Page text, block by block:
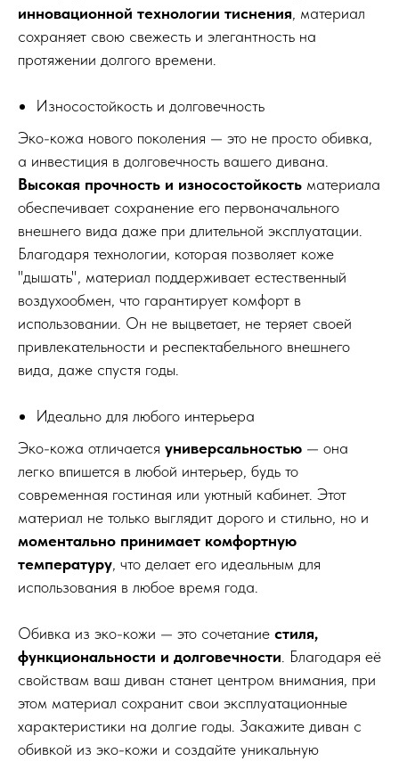
инновационной технологии тиснения, материал
сохраняет свою свежесть и элегантность на
протяжении долгого времени.
Износостойкость и долговечность
Эко-кожа нового поколения — это не просто обивка,
а инвестиция в долговечность вашего дивана.
Высокая прочность и износостойкость материала
обеспечивает сохранение его первоначального
внешнего вида даже при длительной эксплуатации.
Благодаря технологии, которая позволяет коже
"дышать", материал поддерживает естественный
воздухообмен, что гарантирует комфорт в
использовании. Он не выцветает, не теряет своей
привлекательности и респектабельного внешнего
вида, даже спустя годы.
Идеально для любого интерьера
Эко-кожа отличается универсальностью — она
легко впишется в любой интерьер, будь то
современная гостиная или уютный кабинет. Этот
материал не только выглядит дорого и стильно, но и
моментально принимает комфортную
температуру, что делает его идеальным для
использования в любое время года.
Обивка из эко-кожи — это сочетание стиля,
функциональности и долговечности . Благодаря её
свойствам ваш диван станет центром внимания, при
этом материал сохранит свои эксплуатационные
характеристики на долгие годы. Закажите диван с
обивкой из эко-кожи и создайте уникальную